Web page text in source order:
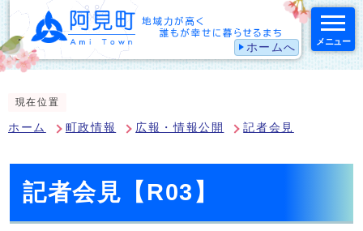
ホームへ メニュー
現在位置
ホーム 町政情報 広報・情報公開 記者会見
記者会見【R03】